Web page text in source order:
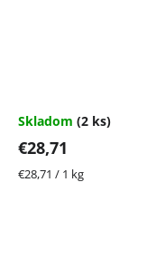
Skladom (2 ks)
€28,71
Jednotková
€28,71 / 1 kg